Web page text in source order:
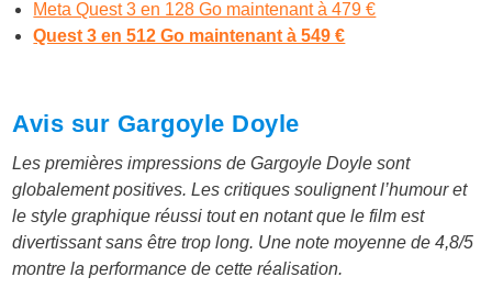
Meta Quest 3 en 128 Go maintenant à 479 €
Quest 3 en 512 Go maintenant à 549 €
Avis sur Gargoyle Doyle
Les premières impressions de Gargoyle Doyle sont
globalement positives. Les critiques soulignent l’humour et
le style graphique réussi tout en notant que le film est
divertissant sans être trop long. Une note moyenne de 4,8/5
montre la performance de cette réalisation.